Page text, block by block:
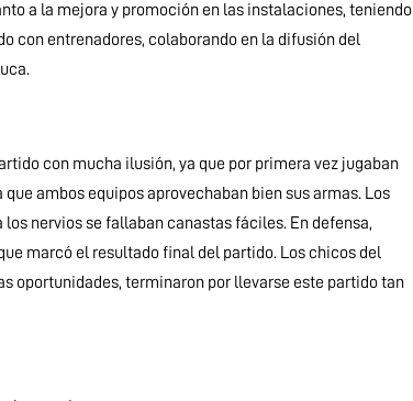
a la mejora y promoción en las instalaciones, teniendo
con entrenadores, colaborando en la difusión del
con mucha ilusión, ya que por primera vez jugaban
ambos equipos aprovechaban bien sus armas. Los
nervios se fallaban canastas fáciles. En defensa,
marcó el resultado final del partido. Los chicos del
oportunidades, terminaron por llevarse este partido tan